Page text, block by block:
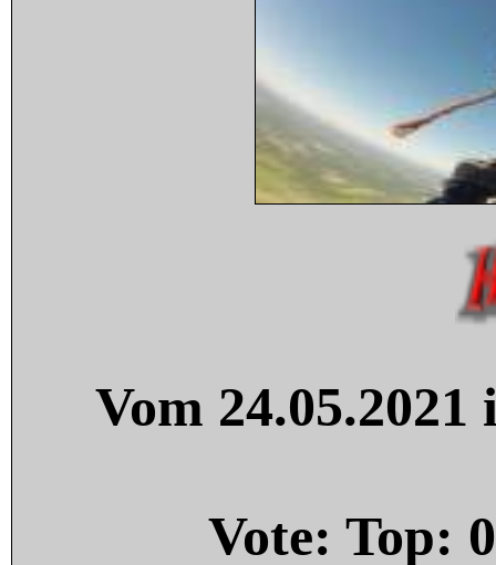
Vom
Vote: Top: 0